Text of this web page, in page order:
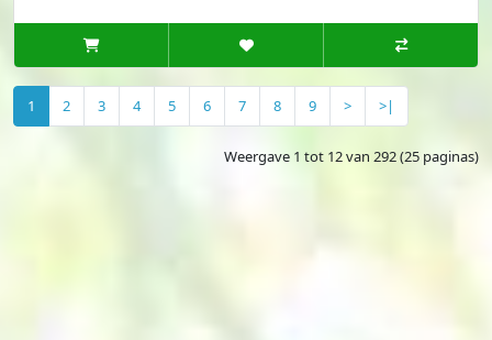
1 2 3 4 5 6 7 8 9 > >|
Weergave 1 tot 12 van 292 (25 paginas)